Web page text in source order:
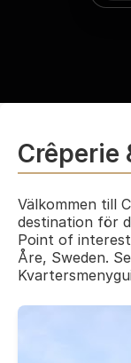
Crêperie
Välkommen till
destination för
Point of
Åre, Sweden.